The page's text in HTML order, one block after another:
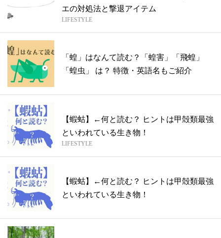
エの対処法と撃退アイテム
LIFESTYLE
「蝗」はなんて読む？「蝗害」「飛蝗」
「蝗虫」 は？ 特徴・英語名もご紹介
【蝦蛄】←何と読む？ ヒントは甲殻類最強
といわれている生き物！
LIFESTYLE
【蝦蛄】←何と読む？ ヒントは甲殻類最強
といわれている生き物！